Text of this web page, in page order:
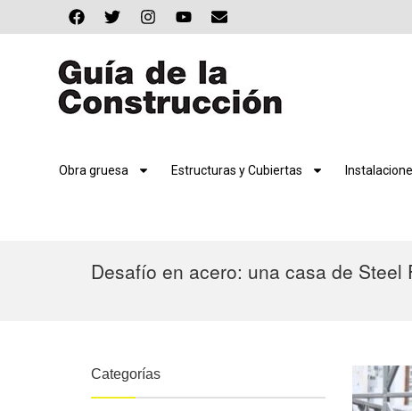
Obra gruesa Estructuras y Cubiertas
Desafío en acero: una casa de Steel
Categorías